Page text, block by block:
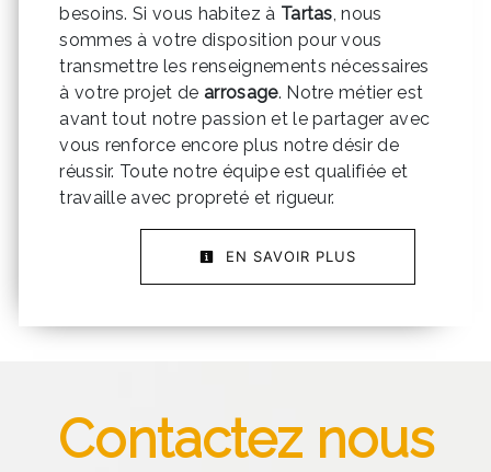
besoins. Si vous habitez à Tartas, nous
sommes à votre disposition pour vous
transmettre les renseignements nécessaires
à votre projet de arrosage. Notre métier est
avant tout notre passion et le partager avec
vous renforce encore plus notre désir de
réussir. Toute notre équipe est qualifiée et
travaille avec propreté et rigueur.
EN SAVOIR PLUS
Contactez nous